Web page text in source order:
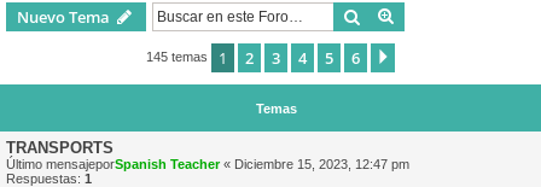
Nuevo Tema Buscar
145 temas 1 2 3 4 5 6
Temas
TRANSPORTS
Último mensajeporSpanish Teacher« Diciembre 15, 2023, 12:47 pm
Respuestas: 1